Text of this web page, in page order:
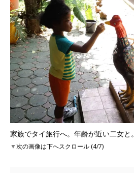
家族でタイ旅行へ。年齢が近い二女と。
▼次の画像は下へスクロール (4/7)